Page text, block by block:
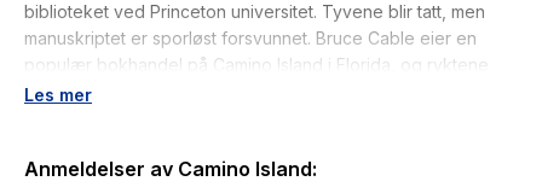
biblioteket ved Princeton universitet. Tyvene blir tatt, men
manuskriptet er sporløst forsvunnet. Bruce Cable eier en
populær bokhandel på Camino Island i Florida, og ryktene
sier at kjelleren i bokhandelen hans er et skattekammer av
forfatteren Mercer Mann får i oppdrag å infiltrere
Les mer
Anmeldelser av Camino Island: